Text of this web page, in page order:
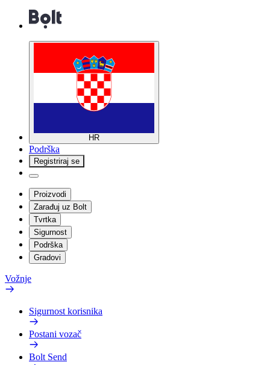
HR
Podrška
Registriraj se
Proizvodi
Zarađuj uz Bolt
Tvrtka
Sigurnost
Podrška
Gradovi
Vožnje
Sigurnost korisnika
Postani vozač
Bolt Send